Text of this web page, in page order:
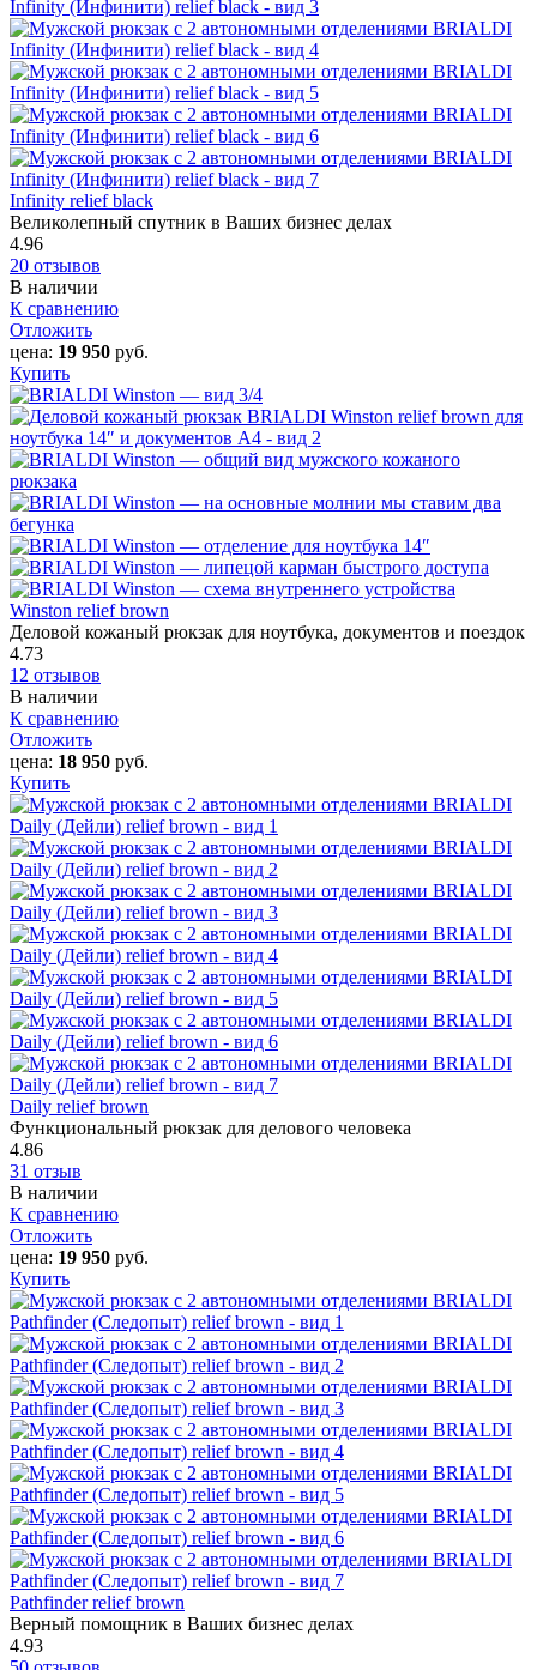
Infinity relief black
Великолепный спутник в Ваших бизнес делах
4.96
20 отзывов
В наличии
К сравнению
Отложить
цена: 19 950 руб.
Купить
Winston relief brown
Деловой кожаный рюкзак для ноутбука, документов и поездок
4.73
12 отзывов
В наличии
К сравнению
Отложить
цена: 18 950 руб.
Купить
Daily relief brown
Функциональный рюкзак для делового человека
4.86
31 отзыв
В наличии
К сравнению
Отложить
цена: 19 950 руб.
Купить
Pathfinder relief brown
Верный помощник в Ваших бизнес делах
4.93